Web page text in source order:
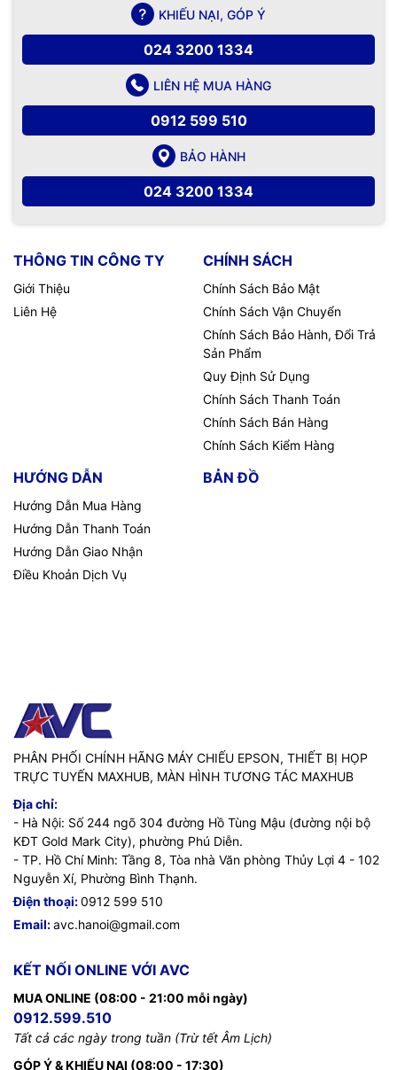
KHIẾU NẠI, GÓP Ý
024 3200 1334
LIÊN HỆ MUA HÀNG
0912 599 510
BẢO HÀNH
024 3200 1334
THÔNG TIN CÔNG TY
Giới Thiệu
Liên Hệ
CHÍNH SÁCH
Chính Sách Bảo Mật
Chính Sách Vận Chuyển
Chính Sách Bảo Hành, Đổi Trả
Sản Phẩm
Quy Định Sử Dụng
Chính Sách Thanh Toán
Chính Sách Bán Hàng
Chính Sách Kiểm Hàng
HƯỚNG DẪN
Hướng Dẫn Mua Hàng
Hướng Dẫn Thanh Toán
Hướng Dẫn Giao Nhận
Điều Khoản Dịch Vụ
BẢN ĐỒ
PHÂN PHỐI CHÍNH HÃNG MÁY CHIẾU EPSON, THIẾT BỊ HỌP
TRỰC TUYẾN MAXHUB, MÀN HÌNH TƯƠNG TÁC MAXHUB
Địa chỉ:
- Hà Nội: Số 244 ngõ 304 đường Hồ Tùng Mậu (đường nội bộ
KĐT Gold Mark City), phường Phú Diễn.
- TP. Hồ Chí Minh: Tầng 8, Tòa nhà Văn phòng Thủy Lợi 4 - 102
Nguyễn Xí, Phường Bình Thạnh.
Điện thoại:0912 599 510
Email:avc.hanoi@gmail.com
KẾT NỐI ONLINE VỚI AVC
MUA ONLINE (08:00 - 21:00 mỗi ngày)
0912.599.510
Tất cả các ngày trong tuần (Trừ tết Âm Lịch)
GÓP Ý & KHIẾU NẠI (08:00 - 17:30)